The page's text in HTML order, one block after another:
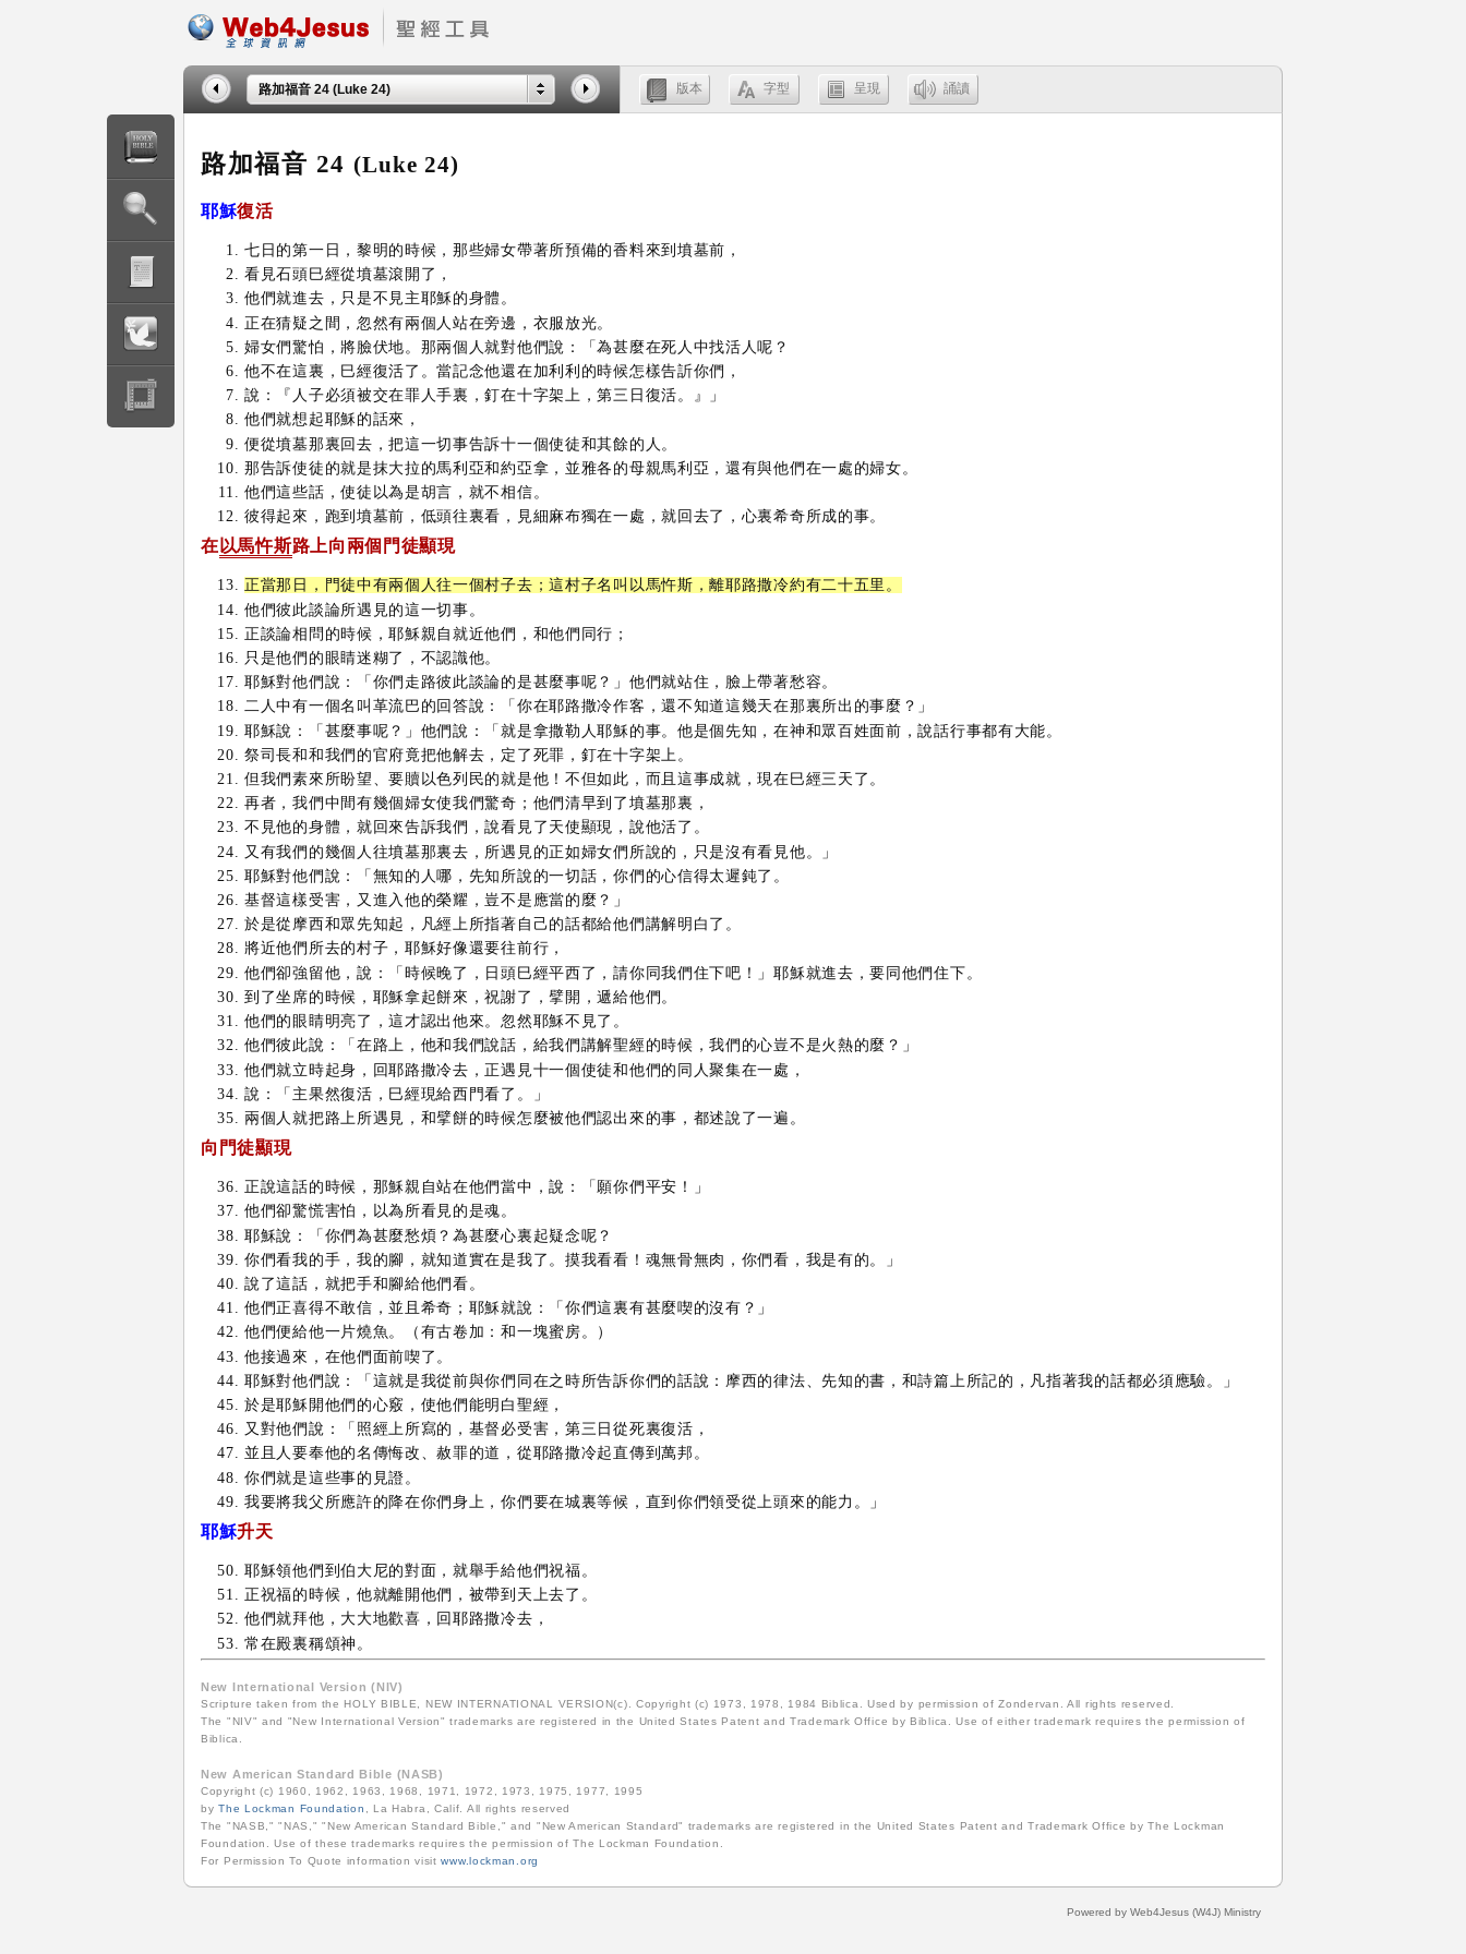
路加福音 24 (Luke 24)
路加福音 24 (Luke 24)
耶穌復活
七日的第一日，黎明的時候，那些婦女帶著所預備的香料來到墳墓前，
看見石頭巳經從墳墓滾開了，
他們就進去，只是不見主耶穌的身體。
正在猜疑之間，忽然有兩個人站在旁邊，衣服放光。
婦女們驚怕，將臉伏地。那兩個人就對他們說：「為甚麼在死人中找活人呢？
他不在這裏，巳經復活了。當記念他還在加利利的時候怎樣告訢你們，
說：『人子必須被交在罪人手裏，釘在十字架上，第三日復活。』」
他們就想起耶穌的話來，
便從墳墓那裏回去，把這一切事告訴十一個使徒和其餘的人。
那告訴使徒的就是抹大拉的馬利亞和約亞拿，並雅各的母親馬利亞，還有與他們在一處的婦女。
他們這些話，使徒以為是胡言，就不相信。
彼得起來，跑到墳墓前，低頭往裏看，見細麻布獨在一處，就回去了，心裏希奇所成的事。
在以馬忤斯路上向兩個門徒顯現
正當那日，門徒中有兩個人往一個村子去；這村子名叫以馬忤斯，離耶路撒冷約有二十五里。
他們彼此談論所遇見的這一切事。
正談論相問的時候，耶穌親自就近他們，和他們同行；
只是他們的眼睛迷糊了，不認識他。
耶穌對他們說：「你們走路彼此談論的是甚麼事呢？」他們就站住，臉上帶著愁容。
二人中有一個名叫革流巴的回答說：「你在耶路撒冷作客，還不知道這幾天在那裏所出的事麼？」
耶穌說：「甚麼事呢？」他們說：「就是拿撒勒人耶穌的事。他是個先知，在神和眾百姓面前，說話行事都有大能。
祭司長和和我們的官府竟把他解去，定了死罪，釘在十字架上。
但我們素來所盼望、要贖以色列民的就是他！不但如此，而且這事成就，現在巳經三天了。
再者，我們中間有幾個婦女使我們驚奇；他們清早到了墳墓那裏，
不見他的身體，就回來告訴我們，說看見了天使顯現，說他活了。
又有我們的幾個人往墳墓那裏去，所遇見的正如婦女們所說的，只是沒有看見他。」
耶穌對他們說：「無知的人哪，先知所說的一切話，你們的心信得太遲鈍了。
基督這樣受害，又進入他的榮耀，豈不是應當的麼？」
於是從摩西和眾先知起，凡經上所指著自己的話都給他們講解明白了。
將近他們所去的村子，耶穌好像還要往前行，
他們卻強留他，說：「時候晚了，日頭巳經平西了，請你同我們住下吧！」耶穌就進去，要同他們住下。
到了坐席的時候，耶穌拿起餅來，祝謝了，擘開，遞給他們。
他們的眼睛明亮了，這才認出他來。忽然耶穌不見了。
他們彼此說：「在路上，他和我們說話，給我們講解聖經的時候，我們的心豈不是火熱的麼？」
他們就立時起身，回耶路撒冷去，正遇見十一個使徒和他們的同人聚集在一處，
說：「主果然復活，巳經現給西門看了。」
兩個人就把路上所遇見，和擘餅的時候怎麼被他們認出來的事，都述說了一遍。
向門徒顯現
正說這話的時候，那穌親自站在他們當中，說：「願你們平安！」
他們卻驚慌害怕，以為所看見的是魂。
耶穌說：「你們為甚麼愁煩？為甚麼心裏起疑念呢？
你們看我的手，我的腳，就知道實在是我了。摸我看看！魂無骨無肉，你們看，我是有的。」
說了這話，就把手和腳給他們看。
他們正喜得不敢信，並且希奇；耶穌就說：「你們這裏有甚麼喫的沒有？」
他們便給他一片燒魚。（有古卷加：和一塊蜜房。）
他接過來，在他們面前喫了。
耶穌對他們說：「這就是我從前與你們同在之時所告訴你們的話說：摩西的律法、先知的書，和詩篇上所記的，凡指著我的話都必須應驗。」
於是耶穌開他們的心竅，使他們能明白聖經，
又對他們說：「照經上所寫的，基督必受害，第三日從死裏復活，
並且人要奉他的名傳悔改、赦罪的道，從耶路撒冷起直傳到萬邦。
你們就是這些事的見證。
我要將我父所應許的降在你們身上，你們要在城裏等候，直到你們領受從上頭來的能力。」
耶穌升天
耶穌領他們到伯大尼的對面，就舉手給他們祝福。
正祝福的時候，他就離開他們，被帶到天上去了。
他們就拜他，大大地歡喜，回耶路撒冷去，
常在殿裏稱頌神。
New International Version (NIV)
Scripture taken from the HOLY BIBLE, NEW INTERNATIONAL VERSION(c). Copyright (c) 1973, 1978, 1984 Biblica. Used by permission of Zondervan. All rights reserved.
The "NIV" and "New International Version" trademarks are registered in the United States Patent and Trademark Office by Biblica. Use of either trademark requires the permission of
Biblica.
New American Standard Bible (NASB)
Copyright (c) 1960, 1962, 1963, 1968, 1971, 1972, 1973, 1975, 1977, 1995
byThe Lockman Foundation
, La Habra, Calif. All rights reserved
The "NASB," "NAS," "New American Standard Bible," and "New American Standard" trademarks are registered in the United States Patent and Trademark Office by The Lockman
Foundation. Use of these trademarks requires the permission of The Lockman Foundation.
For Permission To Quote information visitwww.lockman.org
Powered by Web4Jesus (W4J) Ministry